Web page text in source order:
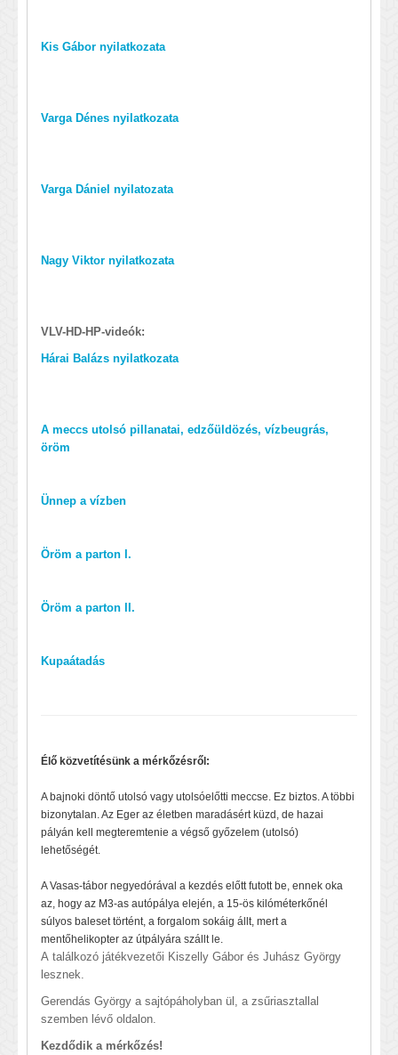
Kis Gábor nyilatkozata
Varga Dénes nyilatkozata
Varga Dániel nyilatozata
Nagy Viktor nyilatkozata
VLV-HD-HP-videók:
Hárai Balázs nyilatkozata
A meccs utolsó pillanatai, edzőüldözés, vízbeugrás,
öröm
Ünnep a vízben
Öröm a parton I.
Öröm a parton II.
Kupaátadás
Élő közvetítésünk a mérkőzésről:
A bajnoki döntő utolsó vagy utolsóelőtti meccse. Ez biztos. A többi
bizonytalan. Az Eger az életben maradásért küzd, de hazai
pályán kell megteremtenie a végső győzelem (utolsó)
lehetőségét.
A Vasas-tábor negyedórával a kezdés előtt futott be, ennek oka
az, hogy az M3-as autópálya elején, a 15-ös kilóméterkőnél
súlyos baleset történt, a forgalom sokáig állt, mert a
mentőhelikopter az útpályára szállt le.
A találkozó játékvezetői Kiszelly Gábor és Juhász György
lesznek.
Gerendás György a sajtópáholyban ül, a zsűriasztallal
szemben lévő oldalon.
Kezdődik a mérkőzés!